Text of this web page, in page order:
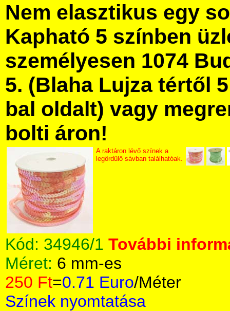
Nem elasztikus egy
Kapható 5 színben
személyesen 1074
5. (Blaha Lujza tértől
bal oldalt) vagy
bolti áron!
A raktáron lévő színek a
legördülő sávban találhatóak.
Kód: 34946/1 További
Méret: 6 mm-es
250 Ft=0.71 Euro/Méter
Színek nyomtatása